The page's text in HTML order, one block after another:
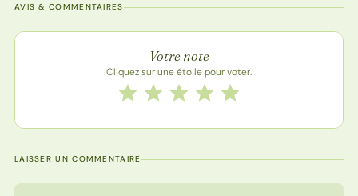
AVIS & COMMENTAIRES
Note de la recette
Votre note
Cliquez sur une étoile pour voter.
Notez cette recette de 1 à 5 étoiles
5 étoiles
4 étoiles
3 étoiles
2 étoiles
1 étoile
LAISSER UN COMMENTAIRE